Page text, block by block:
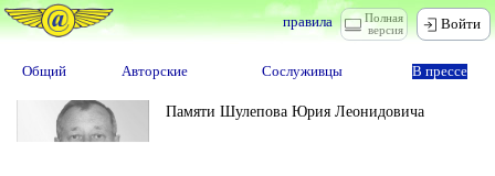
Полная
версия
правила Войти
Общий Авторские Сослуживцы В прессе
Памяти Шулепова Юрия Леонидовича